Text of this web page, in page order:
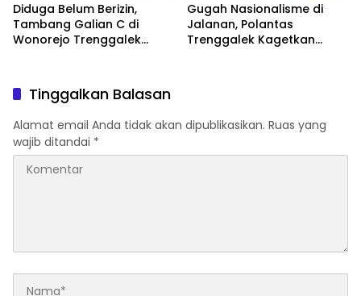
Diduga Belum Berizin,
Tambang Galian C di
Wonorejo Trenggalek
Gugah Nasionalisme di
Jalanan, Polantas
Trenggalek Kagetkan
Tinggalkan Balasan
Alamat email Anda tidak akan dipublikasikan. Ruas yang
wajib ditandai *